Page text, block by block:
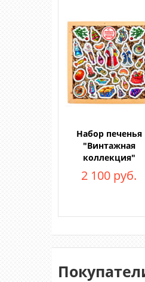
Набор печенья
"Винтажная
коллекция"
2 100 руб.